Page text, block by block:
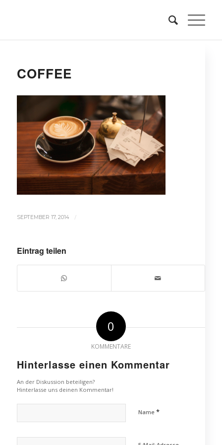
COFFEE
SEPTEMBER 17, 2014 /
Eintrag teilen
0
KOMMENTARE
Hinterlasse einen Kommentar
An der Diskussion beteiligen?
Hinterlasse uns deinen Kommentar!
Name *